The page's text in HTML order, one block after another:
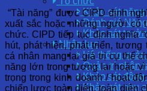
Khảo sát
Đánh giá
Khảo sát
Nhân lực
Hệ thống
Quản trị nhân
Khảo sát động
Khảo sát nhu
“Tài năng” được CIPD định
xuất sắc hoặc những người có
chức. CIPD tiếp tục định nghĩa
hút, phát hiện, phát triển,
cá nhân mang lại giá trị cụ thể
năng lớn trong tương lai hoặc
trọng trong kinh doanh / hoạt
chiến lược toàn diện, toàn diện